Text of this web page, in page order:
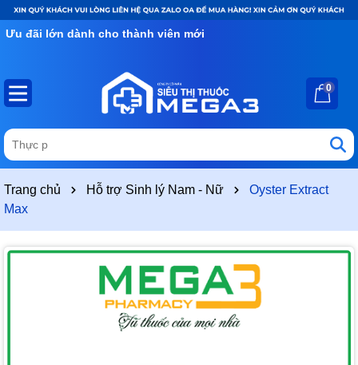
Ưu đãi lớn dành cho thành viên mới
0
Trang chủ Hỗ trợ Sinh lý Nam - Nữ
Oyster Extract
Max